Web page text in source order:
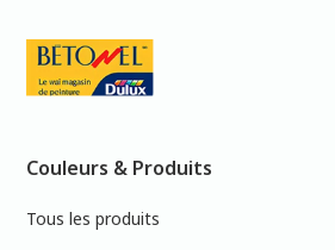
Couleurs & Produits
Tous les produits